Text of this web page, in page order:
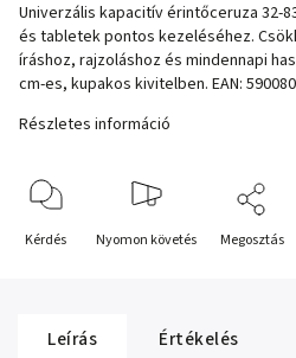
Univerzális kapacitív érintőceruza 32-
és tabletek pontos kezeléséhez.
íráshoz, rajzoláshoz és mindennapi
cm-es, kupakos kivitelben. EAN:
Részletes információ
Kérdés Nyomon követés Megosztás
Leírás Értékelés